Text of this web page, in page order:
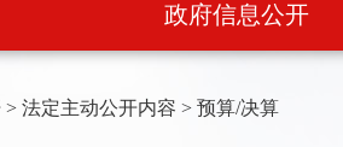
政府信息公开
> 法定主动公开内容 > 预算/决算